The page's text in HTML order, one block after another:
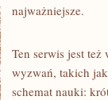
najważniejsze.
Ten serwis jest
wyzwań, takich
schemat nauki: